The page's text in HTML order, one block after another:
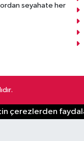
seyahate her
çerezlerden